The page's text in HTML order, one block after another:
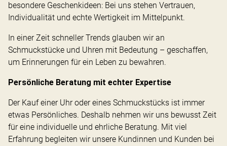
besondere Geschenkideen: Bei uns stehen Vertrauen,
Individualität und echte Wertigkeit im Mittelpunkt.
In einer Zeit schneller Trends glauben wir an
Schmuckstücke und Uhren mit Bedeutung – geschaffen,
um Erinnerungen für ein Leben zu bewahren.
Persönliche Beratung mit echter Expertise
Der Kauf einer Uhr oder eines Schmuckstücks ist immer
etwas Persönliches. Deshalb nehmen wir uns bewusst Zeit
für eine individuelle und ehrliche Beratung. Mit viel
Erfahrung begleiten wir unsere Kundinnen und Kunden bei